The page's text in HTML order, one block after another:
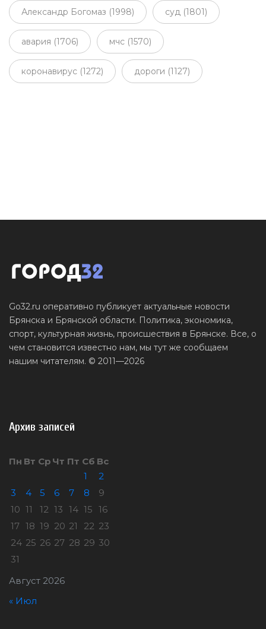
Александр Богомаз (1998) суд (1801)
авария (1706) мчс (1570)
коронавирус (1272) дороги (1127)
Go32.ru оперативно публикует актуальные новости
Брянска и Брянской области. Политика, экономика,
спорт, культурная жизнь, происшествия в Брянске. Все, о
чем становится известно нам, мы тут же сообщаем
нашим читателям. © 2011—2026
Архив записей
Август 2026
Пн Вт Ср Чт Пт Сб Вс
1
2
3
4 5 6 7 8
9
10 11 12 13 14 15 16
17 18 19 20 21 22 23
24 25 26 27 28 29 30
31
« Июл